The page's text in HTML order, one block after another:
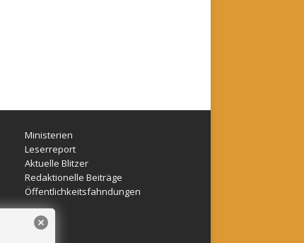
Ministerien
Leserreport
Aktuelle Blitzer
Redaktionelle Beiträge
Öffentlichkeitsfahndungen